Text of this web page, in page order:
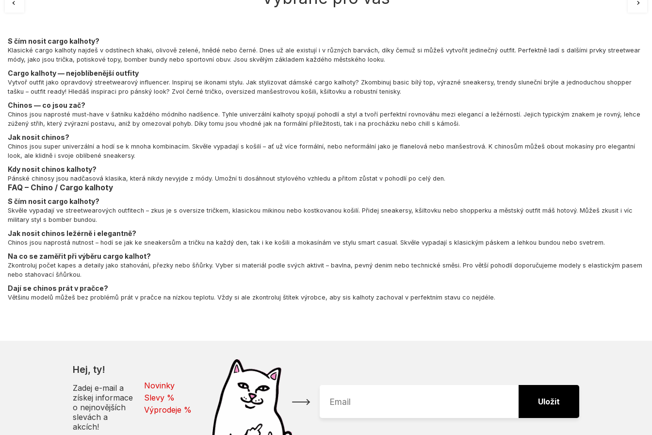
S čím nosit cargo kalhoty?
Klasické cargo kalhoty najdeš v odstínech khaki, olivově zelené, hnědé nebo černé. Dnes už ale existují i v různých barvách, díky čemuž si můžeš vytvořit jedinečný outfit. Perfektně ladí s dalšími prvky streetwear
módy, jako jsou trička, potiskové topy, bomber bundy nebo sportovní obuv. Jsou skvělým základem každého městského looku.
Cargo kalhoty — nejoblíbenější outfity
Vytvoř outfit jako opravdový streetwearový influencer. Inspiruj se ikonami stylu. Jak stylizovat dámské cargo kalhoty? Zkombinuj basic bílý top, výrazné sneakersy, trendy sluneční brýle a jednoduchou shopper
tašku – outfit ready! Hledáš inspiraci pro pánský look? Zvol černé tričko, oversized manšestrovou košili, kšiltovku a robustní tenisky.
Chinos — co jsou zač?
Chinos jsou naprosté must-have v šatníku každého módního nadšence. Tyhle univerzální kalhoty spojují pohodlí a styl a tvoří perfektní rovnováhu mezi elegancí a ležérností. Jejich typickým znakem je rovný, lehce
zúžený střih, který zvýrazní postavu, aniž by omezoval pohyb. Díky tomu jsou vhodné jak na formální příležitosti, tak i na procházku nebo chill s kámoši.
Jak nosit chinos?
Chinos jsou super univerzální a hodí se k mnoha kombinacím. Skvěle vypadají s košilí – ať už více formální, nebo neformální jako je flanelová nebo manšestrová. K chinosům můžeš obout mokasíny pro elegantní
look, ale klidně i svoje oblíbené sneakersy.
Kdy nosit chinos kalhoty?
Pánské chinosy jsou nadčasová klasika, která nikdy nevyjde z módy. Umožní ti dosáhnout stylového vzhledu a přitom zůstat v pohodlí po celý den.
FAQ – Chino / Cargo kalhoty
S čím nosit cargo kalhoty?
Skvěle vypadají ve streetwearových outfitech – zkus je s oversize tričkem, klasickou mikinou nebo kostkovanou košilí. Přidej sneakersy, kšiltovku nebo shopperku a městský outfit máš hotový. Můžeš zkusit i víc
military styl s bomber bundou.
Jak nosit chinos ležérně i elegantně?
Chinos jsou naprostá nutnost – hodí se jak ke sneakersům a tričku na každý den, tak i ke košili a mokasínám ve stylu smart casual. Skvěle vypadají s klasickým páskem a lehkou bundou nebo svetrem.
Na co se zaměřit při výběru cargo kalhot?
Zkontroluj počet kapes a detaily jako stahování, přezky nebo šňůrky. Vyber si materiál podle svých aktivit – bavlna, pevný denim nebo technické směsi. Pro větší pohodlí doporučujeme modely s elastickým pasem
nebo stahovací šňůrkou.
Dají se chinos prát v pračce?
Většinu modelů můžeš bez problémů prát v pračce na nízkou teplotu. Vždy si ale zkontroluj štítek výrobce, aby sis kalhoty zachoval v perfektním stavu co nejdéle.
Hej, ty!
Zadej e-mail a
získej informace
o nejnovějších
slevách a
akcích!
Novinky
Slevy %
Výprodeje %
Uložit